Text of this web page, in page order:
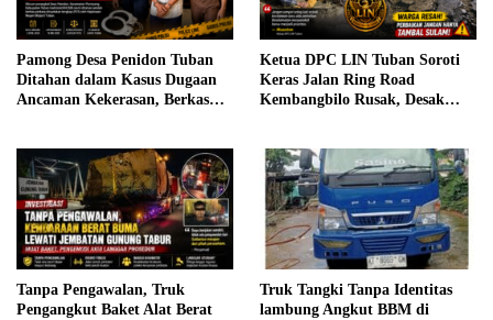
Pamong Desa Penidon Tuban
Ditahan dalam Kasus Dugaan
Ancaman Kekerasan, Berkas
Ketua DPC LIN Tuban Soroti
Keras Jalan Ring Road
Kembangbilo Rusak, Desak
Tanpa Pengawalan, Truk
Pengangkut Baket Alat Berat
Truk Tangki Tanpa Identitas
lambung Angkut BBM di